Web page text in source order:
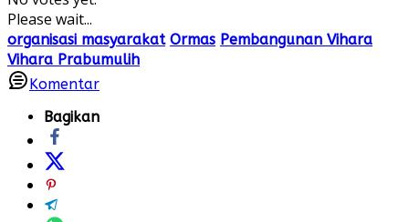
Please wait...
organisasi masyarakat Ormas Pembangunan Vihara
Vihara Prabumulih
Komentar
Bagikan